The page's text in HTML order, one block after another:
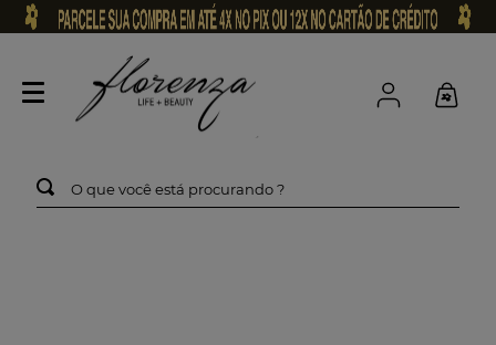
O que você está procurando ?